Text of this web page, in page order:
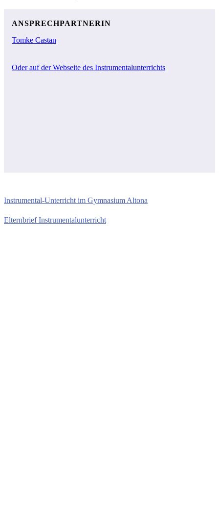
ANSPRECHPARTNERIN
Tomke Castan
Oder auf der Webseite des Instrumentalunterrichts
Instrumental-Unterricht im Gymnasium Altona
Elternbrief Instrumentalunterricht